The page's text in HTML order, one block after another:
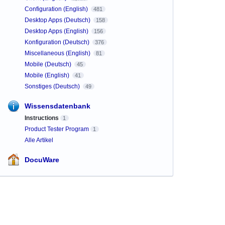
Configuration (English) 481
Desktop Apps (Deutsch) 158
Desktop Apps (English) 156
Konfiguration (Deutsch) 376
Miscellaneous (English) 81
Mobile (Deutsch) 45
Mobile (English) 41
Sonstiges (Deutsch) 49
Wissensdatenbank
Instructions 1
Product Tester Program 1
Alle Artikel
DocuWare